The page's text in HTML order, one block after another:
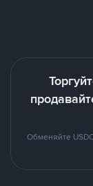
Обменяйте